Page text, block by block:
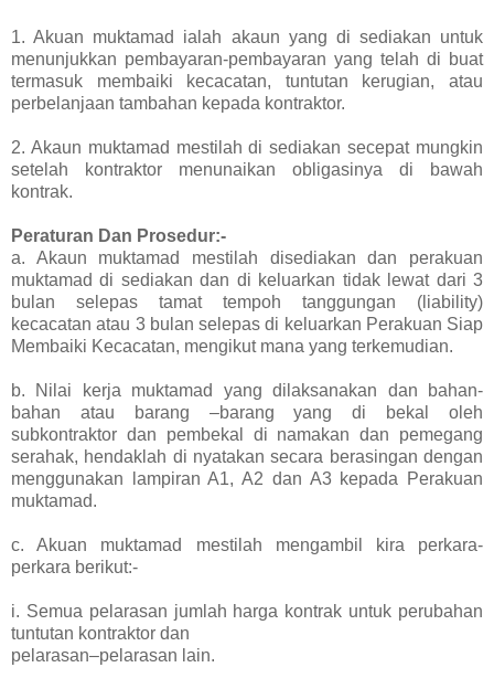
1. Akuan muktamad ialah akaun yang di sediakan untuk
menunjukkan pembayaran-pembayaran yang telah di buat
termasuk membaiki kecacatan, tuntutan kerugian, atau
perbelanjaan tambahan kepada kontraktor.
2. Akaun muktamad mestilah di sediakan secepat mungkin
setelah kontraktor menunaikan obligasinya di bawah
kontrak.
Peraturan Dan Prosedur:-
a. Akaun muktamad mestilah disediakan dan perakuan
muktamad di sediakan dan di keluarkan tidak lewat dari 3
bulan selepas tamat tempoh tanggungan (liability)
kecacatan atau 3 bulan selepas di keluarkan Perakuan Siap
Membaiki Kecacatan, mengikut mana yang terkemudian.
b. Nilai kerja muktamad yang dilaksanakan dan bahan-
bahan atau barang –barang yang di bekal oleh
subkontraktor dan pembekal di namakan dan pemegang
serahak, hendaklah di nyatakan secara berasingan dengan
menggunakan lampiran A1, A2 dan A3 kepada Perakuan
muktamad.
c. Akuan muktamad mestilah mengambil kira perkara-
perkara berikut:-
i. Semua pelarasan jumlah harga kontrak untuk perubahan
tuntutan kontraktor dan
pelarasan–pelarasan lain.